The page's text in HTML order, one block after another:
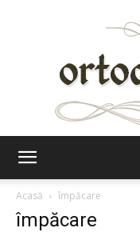
Acasă
împăcare
împăcare